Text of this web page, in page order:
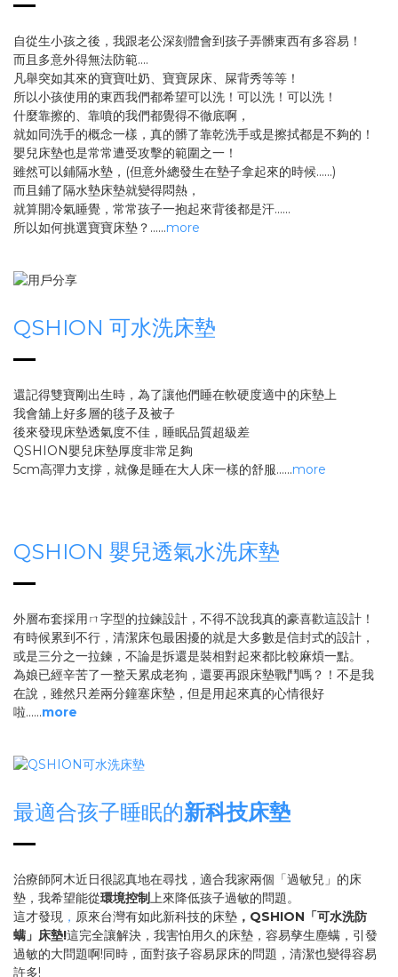
自從生小孩之後，我跟老公深刻體會到孩子弄髒東西有多容易！
而且多意外得無法防範....
凡舉突如其來的寶寶吐奶、寶寶尿床、屎背秀等等！
所以小孩使用的東西我們都希望可以洗！可以洗！可以洗！
什麼靠擦的、靠噴的我們都覺得不徹底啊，
就如同洗手的概念一樣，真的髒了靠乾洗手或是擦拭都是不夠的！
嬰兒床墊也是常常遭受攻擊的範圍之一！
雖然可以鋪隔水墊，(但意外總發生在墊子拿起來的時候......)
而且鋪了隔水墊床墊就變得悶熱，
就算開冷氣睡覺，常常孩子一抱起來背後都是汗......
所以如何挑選寶寶床墊？......more
QSHION 可水洗床墊
還記得雙寶剛出生時，為了讓他們睡在軟硬度適中的床墊上
我會舖上好多層的毯子及被子
後來發現床墊透氣度不佳，睡眠品質超級差
QSHION嬰兒床墊厚度非常足夠
5cm高彈力支撐，就像是睡在大人床一樣的舒服…...more
QSHION 嬰兒透氣水洗床墊
外層布套採用ㄇ字型的拉鍊設計，不得不說我真的豪喜歡這設計！
有時候累到不行，清潔床包最困擾的就是大多數是信封式的設計，
或是三分之一拉鍊，不論是拆還是裝相對起來都比較麻煩一點。
為娘已經辛苦了一整天累成老狗，還要再跟床墊戰鬥嗎？！不是我
在說，雖然只差兩分鐘塞床墊，但是用起來真的心情很好
啦......more
最適合孩子睡眠的新科技床墊
治療師阿木近日很認真地在尋找，適合我家兩個「過敏兒」的床
墊，我希望能從環境控制上來降低孩子過敏的問題。
這才發現 ， 原來台灣有如此新科技的床墊 ， QSHION 「可水洗防
螨」床墊!這完全讓解決，我害怕用久的床墊，容易孳生塵螨，引發
過敏的大問題啊!同時，面對孩子容易尿床的問題，清潔也變得容易
許多!